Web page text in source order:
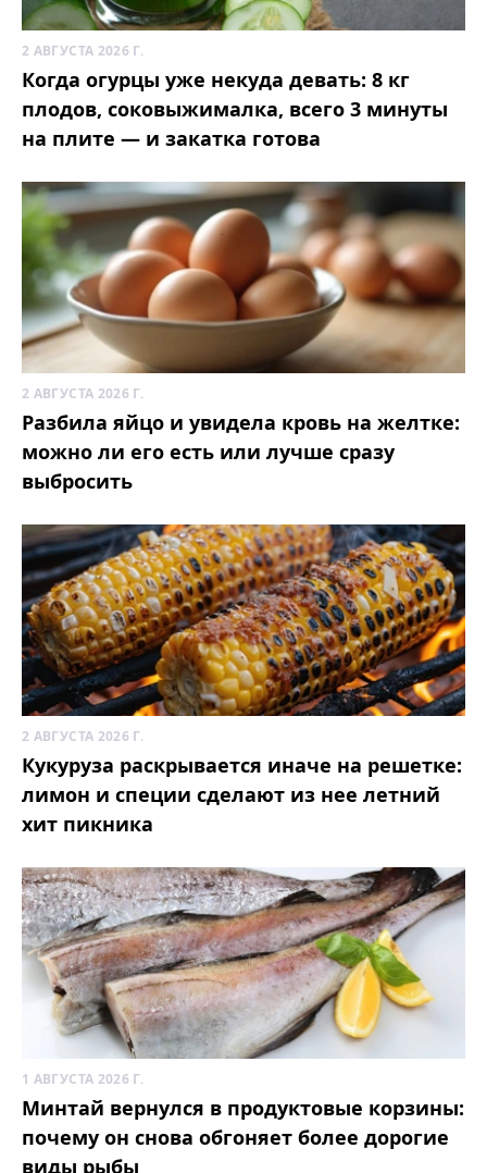
2 АВГУСТА 2026 Г.
Когда огурцы уже некуда девать: 8 кг
плодов, соковыжималка, всего 3 минуты
на плите — и закатка готова
2 АВГУСТА 2026 Г.
Разбила яйцо и увидела кровь на желтке:
можно ли его есть или лучше сразу
выбросить
2 АВГУСТА 2026 Г.
Кукуруза раскрывается иначе на решетке:
лимон и специи сделают из нее летний
хит пикника
1 АВГУСТА 2026 Г.
Минтай вернулся в продуктовые корзины:
почему он снова обгоняет более дорогие
виды рыбы